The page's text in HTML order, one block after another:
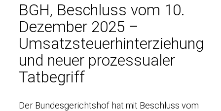
BGH, Beschluss vom 10.
Dezember 2025 –
Umsatzsteuerhinterziehung
und neuer prozessualer
Tatbegriff
Der Bundesgerichtshof hat mit Beschluss vom